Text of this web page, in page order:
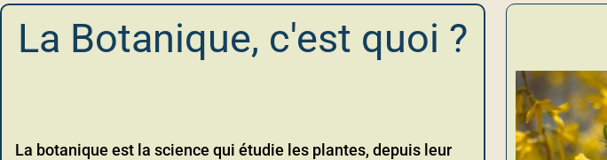
La Botanique, c'est quoi ?
La botanique est la science qui étudie les plantes, depuis leur